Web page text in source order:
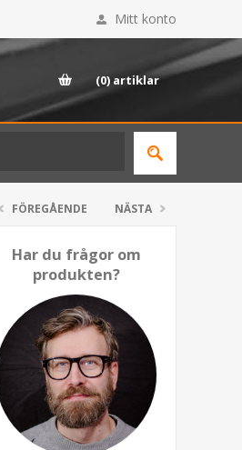
Mitt konto
(0) artiklar
FÖREGÅENDE NÄSTA
Har du frågor om
produkten?